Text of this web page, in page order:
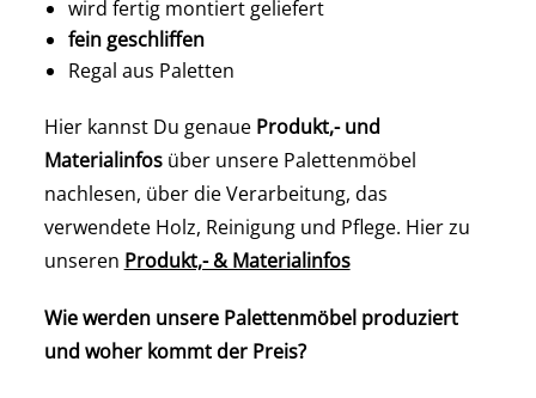
wird fertig montiert geliefert
fein geschliffen
Regal aus Paletten
Hier kannst Du genaue Produkt,- und
Materialinfosüber unsere Palettenmöbel
nachlesen, über die Verarbeitung, das
verwendete Holz, Reinigung und Pflege. Hier zu
unseren Produkt,- & Materialinfos
Wie werden unsere Palettenmöbel produziert
und woher kommt der Preis?